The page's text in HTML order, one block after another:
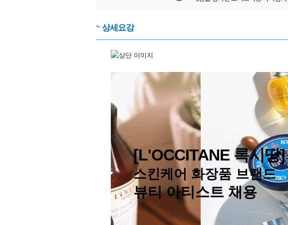
상세요강
[L'OCCITANE 록시땅]
스킨케어 화장품 브랜드
뷰티 아티스트 채용